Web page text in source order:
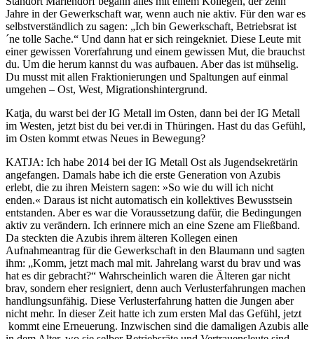
Jahre in der Gewerkschaft war, wenn auch nie aktiv. Für den war es
selbstverständlich zu sagen: „Ich bin Gewerkschaft, Betriebsrat ist
´ne tolle Sache.“ Und dann hat er sich reingekniet. Diese Leute mit
einer gewissen Vorerfahrung und einem gewissen Mut, die brauchst
du. Um die herum kannst du was aufbauen. Aber das ist mühselig.
Du musst mit allen Fraktionierungen und Spaltungen auf einmal
umgehen – Ost, West, Migrationshintergrund.
Katja, du warst bei der IG Metall im Osten, dann bei der IG Metall
im Westen, jetzt bist du bei ver.di in Thüringen. Hast du das Gefühl,
im Osten kommt etwas Neues in Bewegung?
KATJA: Ich habe 2014 bei der IG Metall Ost als Jugendsekretärin
angefangen. Damals habe ich die erste Generation von Azubis
erlebt, die zu ihren Meistern sagen: »So wie du will ich nicht
enden.« Daraus ist nicht automatisch ein kollektives Bewusstsein
entstanden. Aber es war die Voraussetzung dafür, die Bedingungen
aktiv zu verändern. Ich erinnere mich an eine Szene am Fließband.
Da steckten die Azubis ihrem älteren Kollegen einen
Aufnahmeantrag für die Gewerkschaft in den Blaumann und sagten
ihm: „Komm, jetzt mach mal mit. Jahrelang warst du brav und was
hat es dir gebracht?“ Wahrscheinlich waren die Älteren gar nicht
brav, sondern eher resigniert, denn auch Verlusterfahrungen machen
handlungsunfähig. Diese Verlusterfahrung hatten die Jungen aber
nicht mehr. In dieser Zeit hatte ich zum ersten Mal das Gefühl, jetzt
kommt eine Erneuerung. Inzwischen sind die damaligen Azubis alle